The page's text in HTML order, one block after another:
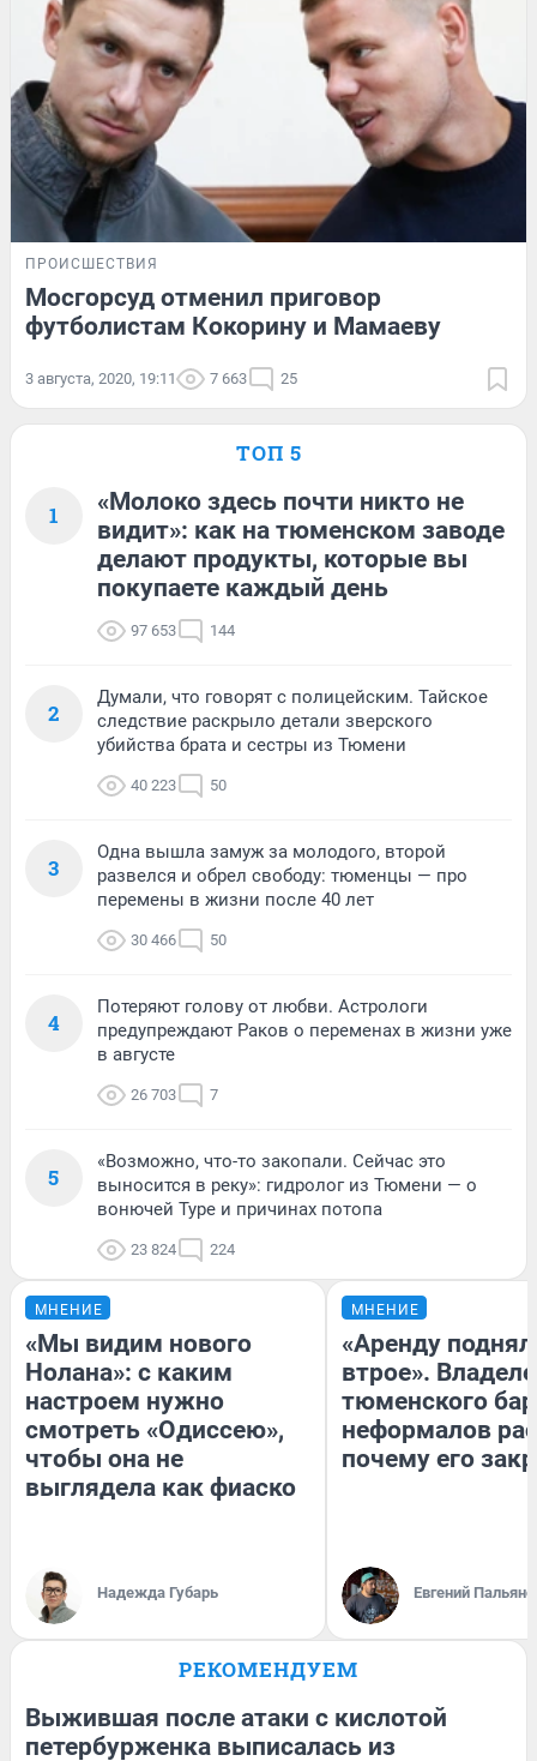
ПРОИСШЕСТВИЯ
Мосгорсуд отменил приговор
футболистам Кокорину и Мамаеву
3 августа, 2020, 19:11 7 663 25
ТОП 5
1
«Молоко здесь почти никто не
видит»: как на тюменском заводе
делают продукты, которые вы
покупаете каждый день
97 653 144
2
Думали, что говорят с полицейским. Тайское
следствие раскрыло детали зверского
убийства брата и сестры из Тюмени
40 223 50
3
Одна вышла замуж за молодого, второй
развелся и обрел свободу: тюменцы — про
перемены в жизни после 40 лет
30 466 50
4
Потеряют голову от любви. Астрологи
предупреждают Раков о переменах в жизни уже
в августе
26 703 7
5
«Возможно, что-то закопали. Сейчас это
выносится в реку»: гидролог из Тюмени — о
вонючей Туре и причинах потопа
23 824 224
МНЕНИЕ
«Мы видим нового
Нолана»: с каким
настроем нужно
смотреть «Одиссею»,
чтобы она не
выглядела как фиаско
Надежда Губарь
МНЕНИЕ
«Аренду
втрое».
тюменского
неформалов
почему его
Евгений
РЕКОМЕНДУЕМ
Выжившая после атаки с кислотой
петербурженка выписалась из